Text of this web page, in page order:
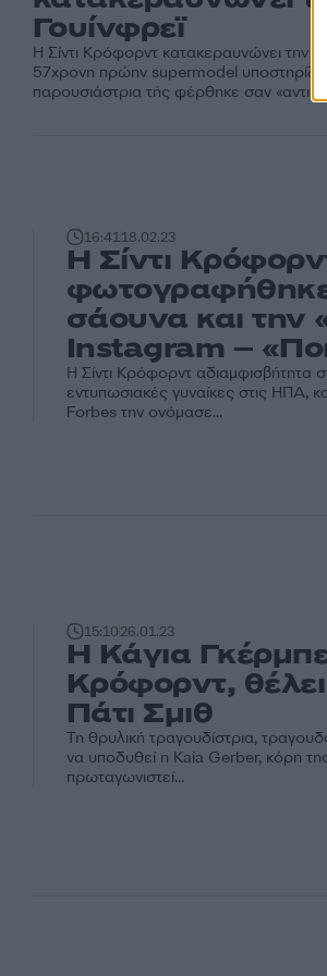
Γουίνφρεϊ
Η Σίντι Κρόφορντ κατακεραυνώνει την
57χρονη πρώην supermodel υποστηρίζει
παρουσιάστρια τής φέρθηκε σαν
16:4118.02.23
H Σίντι
σάουνα και την
Instagram –
Η Σίντι Κρόφορντ αδιαμφισβήτητα
εντυπωσιακές γυναίκες στις ΗΠΑ,
Forbes την ονόμασε...
15:1026.01.23
Η Κάγια
Κρόφορντ,
Πάτι Σμιθ
Τη θρυλική τραγουδίστρια,
να υποδυθεί η Kaia Gerber, κόρη
πρωταγωνιστεί...